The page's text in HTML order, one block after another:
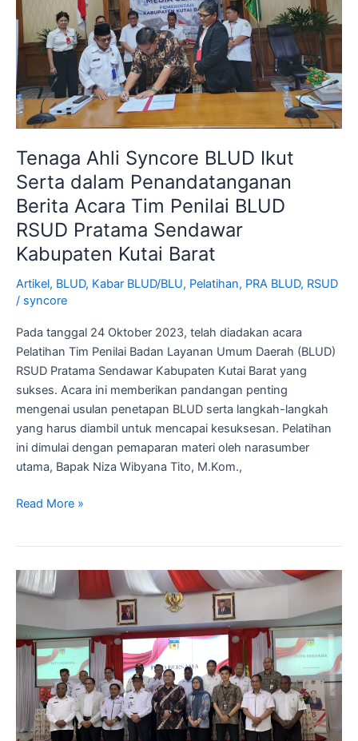
Tenaga Ahli Syncore BLUD Ikut
Serta dalam Penandatanganan
Berita Acara Tim Penilai BLUD
RSUD Pratama Sendawar
Kabupaten Kutai Barat
Artikel, BLUD, Kabar BLUD/BLU, Pelatihan, PRA BLUD, RSUD
/ syncore
Pada tanggal 24 Oktober 2023, telah diadakan acara
Pelatihan Tim Penilai Badan Layanan Umum Daerah (BLUD)
RSUD Pratama Sendawar Kabupaten Kutai Barat yang
sukses. Acara ini memberikan pandangan penting
mengenai usulan penetapan BLUD serta langkah-langkah
yang harus diambil untuk mencapai kesuksesan. Pelatihan
ini dimulai dengan pemaparan materi oleh narasumber
utama, Bapak Niza Wibyana Tito, M.Kom.,
dalam
Penandatanganan
Berita
Acara
Tim
Penilai
BLUD
Pratama
Sendawar
Kabupaten
Kutai
Barat
Read More »
Komitmen
Bupati
Jaya
Papua
Dalam
Peningkatan
Pelayanan
Kesehatan